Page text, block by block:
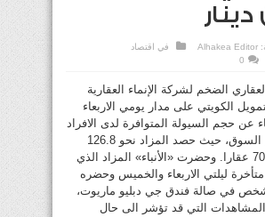
Alhakea Editor في اقتصاد
0
الضخم لشركة الإنماء العقارية
الكويتي على مدار يومي الاربعاء
حجم السيولة المتوافرة لدى الافراد
والشركات في السوق، حيث حصد المزاد نحو 126.8
مليون دينار لـ 70 عقارا. وحضرت «الأنباء» المزاد الذي
ليلتي الاربعاء والخميس وحضره
من 500 شخص في صالة فندق جي دبليو ماريوت،
التي قد تؤشر الى حال